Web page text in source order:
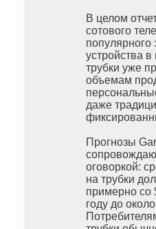
В целом
сотового
популярного
устройства
трубки уже
объемам
даже
Прогнозы
оговоркой:
на трубки
примерно со
году до